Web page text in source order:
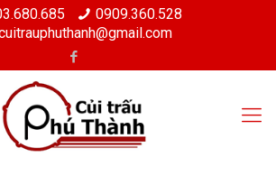
0909.360.528